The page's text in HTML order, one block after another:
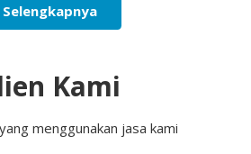
Selengkapnya
Kami
menggunakan jasa kami